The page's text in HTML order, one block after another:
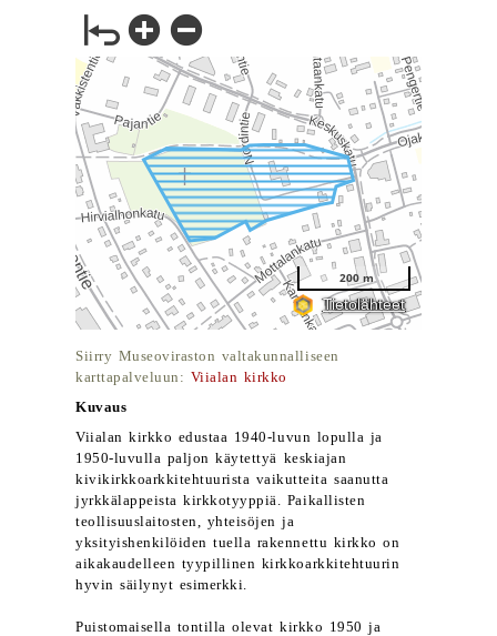
Siirry Museoviraston valtakunnalliseen
karttapalveluun: Viialan kirkko
Kuvaus
Viialan kirkko edustaa 1940-luvun lopulla ja
1950-luvulla paljon käytettyä keskiajan
kivikirkkoarkkitehtuurista vaikutteita saanutta
jyrkkälappeista kirkkotyyppiä. Paikallisten
teollisuuslaitosten, yhteisöjen ja
yksityishenkilöiden tuella rakennettu kirkko on
aikakaudelleen tyypillinen kirkkoarkkitehtuurin
hyvin säilynyt esimerkki.
Puistomaisella tontilla olevat kirkko 1950 ja